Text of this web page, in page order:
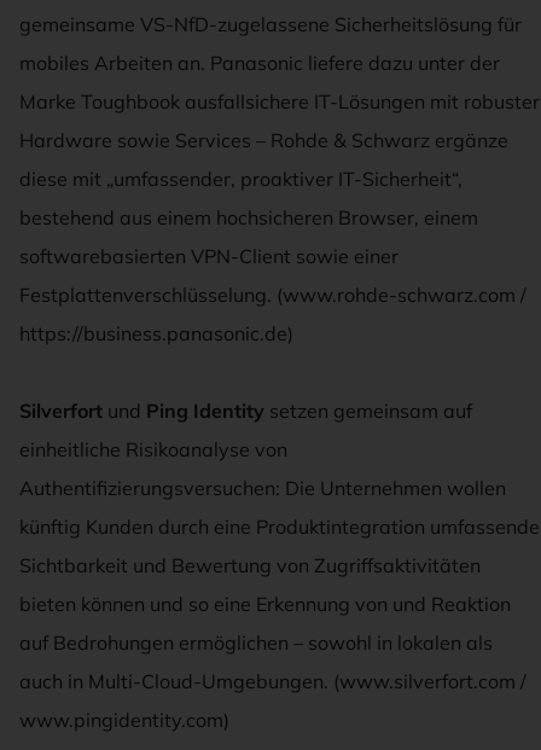
gemeinsame VS-NfD-zugelassene Sicherheitslösung für
mobiles Arbeiten an. Panasonic liefere dazu unter der
Marke Toughbook ausfallsichere IT-Lösungen mit robuster
Hardware sowie Services – Rohde & Schwarz ergänze
diese mit „umfassender, proaktiver IT-Sicherheit“,
bestehend aus einem hochsicheren Browser, einem
softwarebasierten VPN-Client sowie einer
Festplattenverschlüsselung. (www.rohde-schwarz.com /
https://business.panasonic.de)
Silverfort und Ping Identity setzen gemeinsam auf
einheitliche Risikoanalyse von
Authentifizierungsversuchen: Die Unternehmen wollen
künftig Kunden durch eine Produktintegration umfassende
Sichtbarkeit und Bewertung von Zugriffsaktivitäten
bieten können und so eine Erkennung von und Reaktion
auf Bedrohungen ermöglichen – sowohl in lokalen als
auch in Multi-Cloud-Umgebungen. (www.silverfort.com /
www.pingidentity.com)